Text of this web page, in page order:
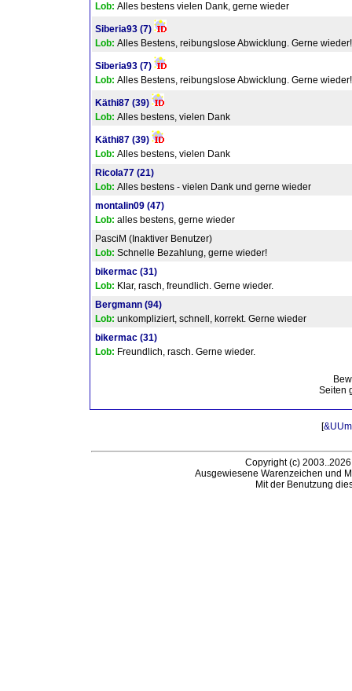
Lob: Alles bestens vielen Dank, gerne wieder
Siberia93 (7)
Lob: Alles Bestens, reibungslose Abwicklung. Gerne wieder!
Siberia93 (7)
Lob: Alles Bestens, reibungslose Abwicklung. Gerne wieder!
Käthi87 (39)
Lob: Alles bestens, vielen Dank
Käthi87 (39)
Lob: Alles bestens, vielen Dank
Ricola77 (21)
Lob: Alles bestens - vielen Dank und gerne wieder
montalin09 (47)
Lob: alles bestens, gerne wieder
PasciM (Inaktiver Benutzer)
Lob: Schnelle Bezahlung, gerne wieder!
bikermac (31)
Lob: Klar, rasch, freundlich. Gerne wieder.
Bergmann (94)
Lob: unkompliziert, schnell, korrekt. Gerne wieder
bikermac (31)
Lob: Freundlich, rasch. Gerne wieder.
Seiten
[
Copyright (c)
Ausgewiesene Warenzeichen und
Mit der Benutzung